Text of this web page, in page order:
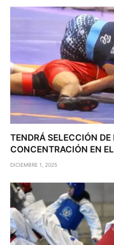
TENDRÁ SELECCIÓN
CONCENTRACIÓN EN
DICIEMBRE 1, 2025